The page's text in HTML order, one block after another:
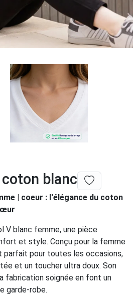
blanc
| coeur : l'élégance du coton
V blanc femme, une pièce
et style. Conçu pour la femme
parfait pour toutes les occasions,
et un toucher ultra doux. Son
fabrication soignée en font un
garde-robe.